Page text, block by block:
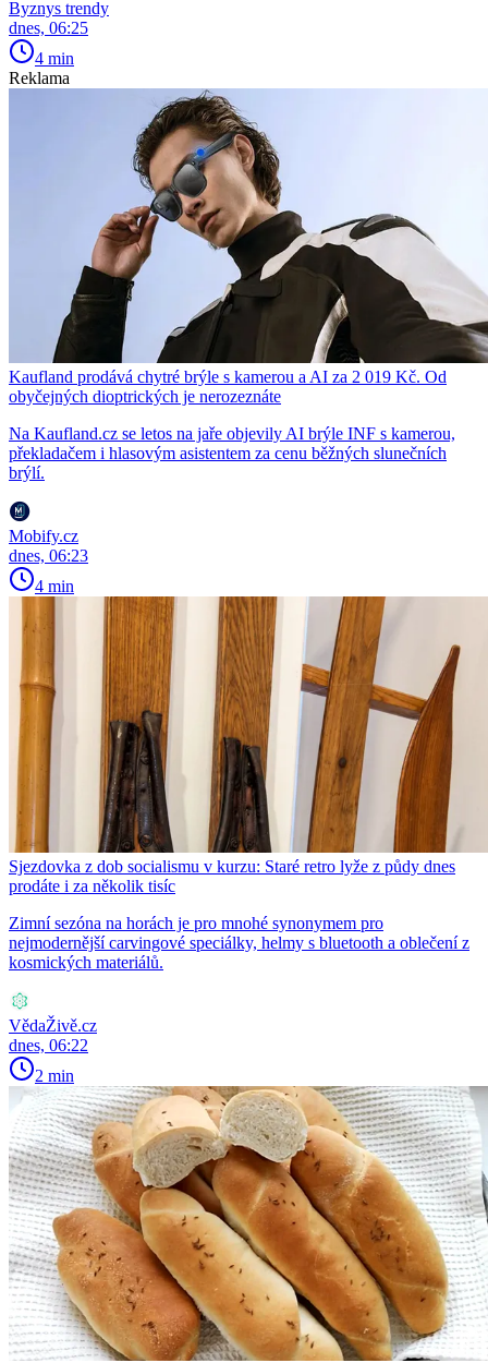
Byznys trendy
dnes, 06:25
4 min
Reklama
Kaufland prodává chytré brýle s kamerou a AI za 2 019 Kč. Od
obyčejných dioptrických je nerozeznáte
Na Kaufland.cz se letos na jaře objevily AI brýle INF s kamerou,
překladačem i hlasovým asistentem za cenu běžných slunečních
brýlí.
Mobify.cz
dnes, 06:23
4 min
Sjezdovka z dob socialismu v kurzu: Staré retro lyže z půdy dnes
prodáte i za několik tisíc
Zimní sezóna na horách je pro mnohé synonymem pro
nejmodernější carvingové speciálky, helmy s bluetooth a oblečení z
kosmických materiálů.
VědaŽivě.cz
dnes, 06:22
2 min